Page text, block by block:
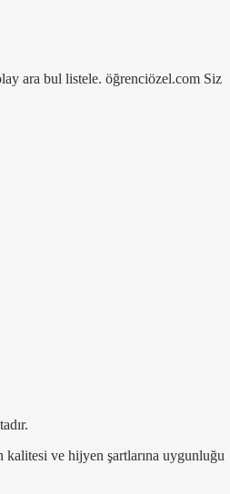
ara bul listele. öğrenciözel.com Siz
kalitesi ve hijyen şartlarına uygunluğu